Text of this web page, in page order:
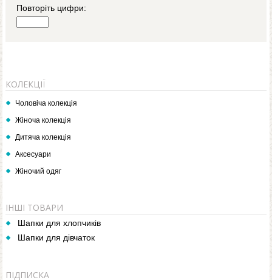
Повторіть цифри:
КОЛЕКЦІЇ
Чоловіча колекція
Жіноча колекція
Дитяча колекція
Аксесуари
Жіночий одяг
ІНШІ ТОВАРИ
Шапки для хлопчиків
Шапки для дівчаток
ПІДПИСКА